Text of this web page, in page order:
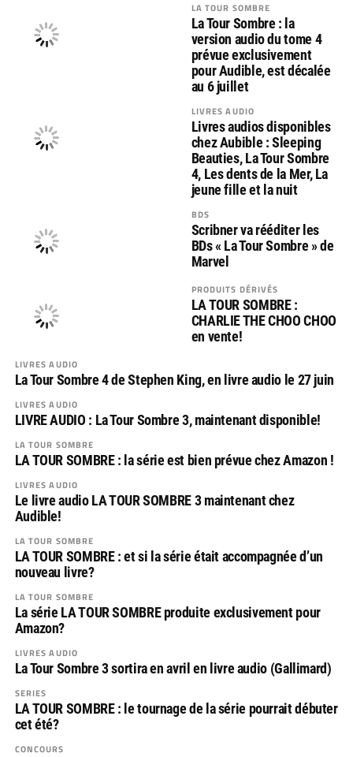
LA TOUR SOMBRE
La Tour Sombre : la
version audio du tome 4
prévue exclusivement
pour Audible, est décalée
au 6 juillet
LIVRES AUDIO
Livres audios disponibles
chez Aubible : Sleeping
Beauties, La Tour Sombre
4, Les dents de la Mer, La
jeune fille et la nuit
BDS
Scribner va rééditer les
BDs « La Tour Sombre » de
Marvel
PRODUITS DÉRIVÉS
LA TOUR SOMBRE :
CHARLIE THE CHOO CHOO
en vente!
LIVRES AUDIO
La Tour Sombre 4 de Stephen King, en livre audio le 27 juin
LIVRES AUDIO
LIVRE AUDIO : La Tour Sombre 3, maintenant disponible!
LA TOUR SOMBRE
LA TOUR SOMBRE : la série est bien prévue chez Amazon !
LIVRES AUDIO
Le livre audio LA TOUR SOMBRE 3 maintenant chez
Audible!
LA TOUR SOMBRE
LA TOUR SOMBRE : et si la série était accompagnée d’un
nouveau livre?
LA TOUR SOMBRE
La série LA TOUR SOMBRE produite exclusivement pour
Amazon?
LIVRES AUDIO
La Tour Sombre 3 sortira en avril en livre audio (Gallimard)
SERIES
LA TOUR SOMBRE : le tournage de la série pourrait débuter
cet été?
CONCOURS